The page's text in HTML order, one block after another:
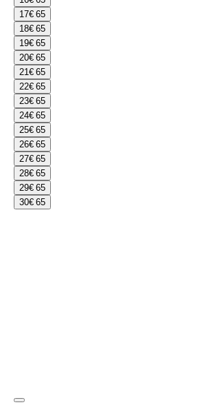
17€ 65
18€ 65
19€ 65
20€ 65
21€ 65
22€ 65
23€ 65
24€ 65
25€ 65
26€ 65
27€ 65
28€ 65
29€ 65
30€ 65